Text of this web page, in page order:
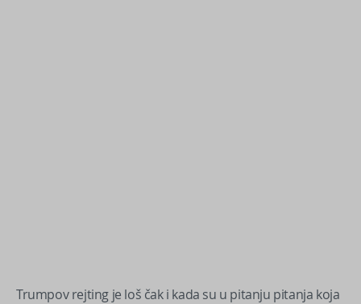
Trumpov rejting je loš čak i kada su u pitanju pitanja koja